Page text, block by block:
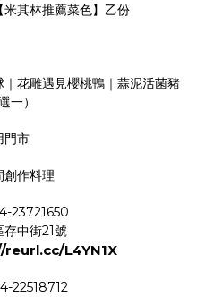
其林推薦菜色】乙份
花雕遇見櫻桃鴨｜蒜泥活菌豬
一）
門市
創作料理
23721650
存中街21號
L4YN1X
22518712